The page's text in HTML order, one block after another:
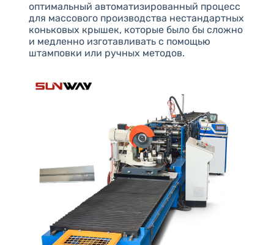
оптимальный автоматизированный процесс
для массового производства нестандартных
коньковых крышек, которые было бы сложно
и медленно изготавливать с помощью
штамповки или ручных методов.